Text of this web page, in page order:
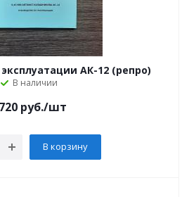
АК-12 (репро)
В наличии
720руб./шт
В корзину